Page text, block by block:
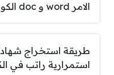
الامر word و doc الكويت
طريقة استخراج
استمرارية راتب في